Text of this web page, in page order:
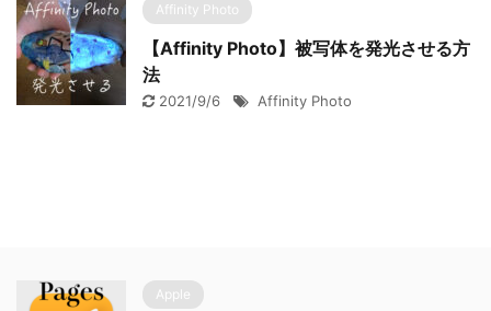
Affinity Photo
【Affinity Photo】被写体を発光させる方
法
2021/9/6 Affinity Photo
Apple